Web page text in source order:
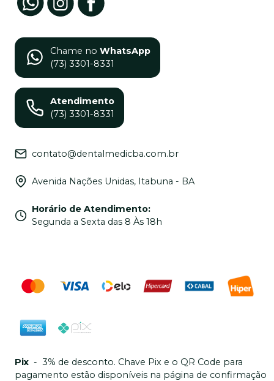
Chame no WhatsApp
(73) 3301-8331
Atendimento
(73) 3301-8331
contato@dentalmedicba.com.br
Avenida Nações Unidas, Itabuna - BA
Horário de Atendimento:
Segunda a Sexta das 8 Às 18h
Pix - 3% de desconto. Chave Pix e o QR Code para
pagamento estão disponíveis na página de confirmação